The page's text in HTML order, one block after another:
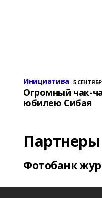
Инициатива 5
Огромный чак-
юбилею Сибая
Партнеры
Фотобанк